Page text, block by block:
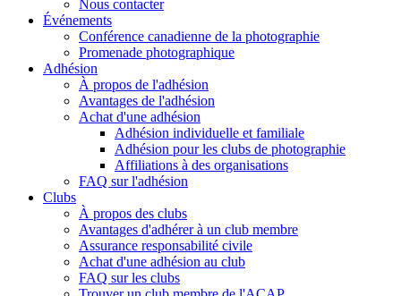
Nous contacter
Événements
Conférence canadienne de la photographie
Promenade photographique
Adhésion
À propos de l'adhésion
Avantages de l'adhésion
Achat d'une adhésion
Adhésion individuelle et familiale
Adhésion pour les clubs de photographie
Affiliations à des organisations
FAQ sur l'adhésion
Clubs
À propos des clubs
Avantages d'adhérer à un club membre
Assurance responsabilité civile
Achat d'une adhésion au club
FAQ sur les clubs